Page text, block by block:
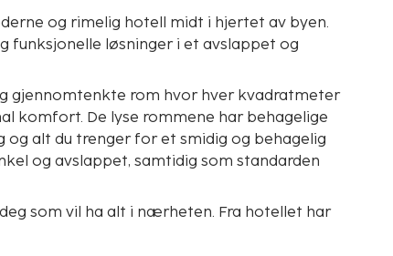
og rimelig hotell midt i hjertet av byen.
funksjonelle løsninger i et avslappet og
gjennomtenkte rom hvor hver kvadratmeter
komfort. De lyse rommene har behagelige
og alt du trenger for et smidig og behagelig
og avslappet, samtidig som standarden
som vil ha alt i nærheten. Fra hotellet har